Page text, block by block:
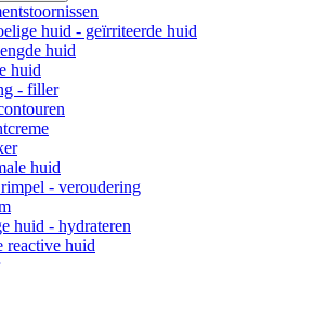
huid - geïrriteerde huid
huid
huid
- filler
huid
- veroudering
huid - hydrateren
reactive huid